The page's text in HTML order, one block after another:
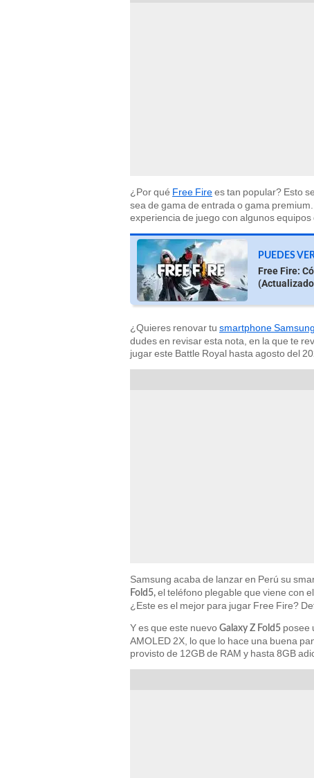
¿Por qué Free Firees tan popular? Esto
sea de gama de entrada o gama
experiencia de juego con algunos equipos
PUEDES
Free Fire:
¿Quieres renovar tu smartphone Samsung
dudes en revisar esta nota, en la que te
jugar este Battle Royal hasta agosto del
Samsung acaba de lanzar en Perú su
Fold5, el teléfono plegable que viene con
¿Este es el mejor para jugar Free Fire?
Y es que este nuevo Galaxy Z Fold5 posee
AMOLED 2X, lo que lo hace una buena
provisto de 12GB de RAM y hasta 8GB